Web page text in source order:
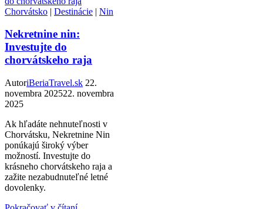
Chorvátsko | Destinácie | Nin
Nekretnine nin:
Investujte do
chorvátskeho raja
AutoriBeriaTravel.sk 22.
novembra 202522. novembra
2025
Ak hľadáte nehnuteľnosti v
Chorvátsku, Nekretnine Nin
ponúkajú široký výber
možností. Investujte do
krásneho chorvátskeho raja a
zažite nezabudnuteľné letné
dovolenky.